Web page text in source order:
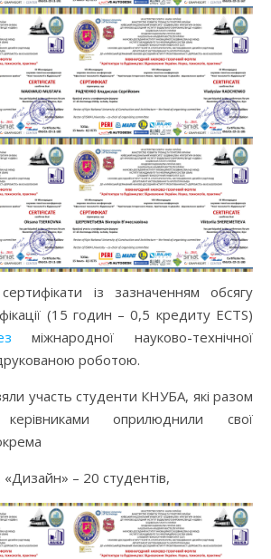
із зазначенням обсягу
(15 годин – 0,5 кредиту ECTS)
міжнародної науково-технічної
роботою.
участь студенти КНУБА, які разом
оприлюднили свої
«Дизайн» – 20 студентів,